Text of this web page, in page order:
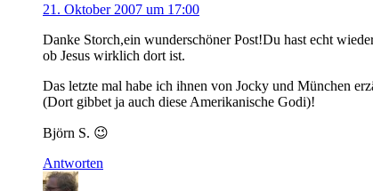
21. Oktober 2007 um 17:00
Danke Storch,ein wunderschöner Post!Du hast echt
ob Jesus wirklich dort ist.
Das letzte mal habe ich ihnen von Jocky und München
(Dort gibbet ja auch diese Amerikanische Godi)!
Björn S. 😉
Antworten